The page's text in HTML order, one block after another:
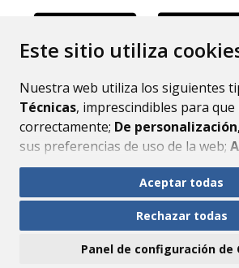
Este sitio utiliza
Nuestra web utiliza los siguientes
Técnicas, imprescindibles para
correctamente; De
sus preferencias de uso de la web;
mejorar el funcionamiento de la
Si acepta pulsando el botón
consideramos que acepta su uso. Si
ninguna acción, se guardarán las
Aceptar todas
Rechazar todas
Panel de configuración de